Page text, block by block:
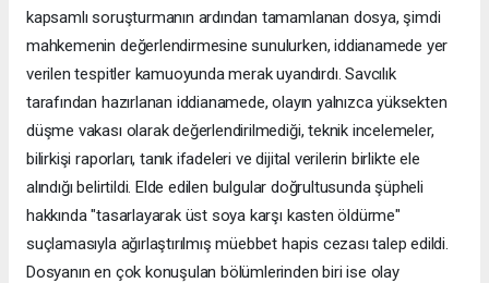
kapsamlı soruşturmanın ardından tamamlanan dosya, şimdi
mahkemenin değerlendirmesine sunulurken, iddianamede yer
verilen tespitler kamuoyunda merak uyandırdı. Savcılık
tarafından hazırlanan iddianamede, olayın yalnızca yüksekten
düşme vakası olarak değerlendirilmediği, teknik incelemeler,
bilirkişi raporları, tanık ifadeleri ve dijital verilerin birlikte ele
alındığı belirtildi. Elde edilen bulgular doğrultusunda şüpheli
hakkında "tasarlayarak üst soya karşı kasten öldürme"
suçlamasıyla ağırlaştırılmış müebbet hapis cezası talep edildi.
Dosyanın en çok konuşulan bölümlerinden biri ise olay